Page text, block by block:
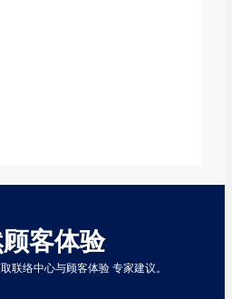
客体验
联络中心与顾客体验 专家建议。